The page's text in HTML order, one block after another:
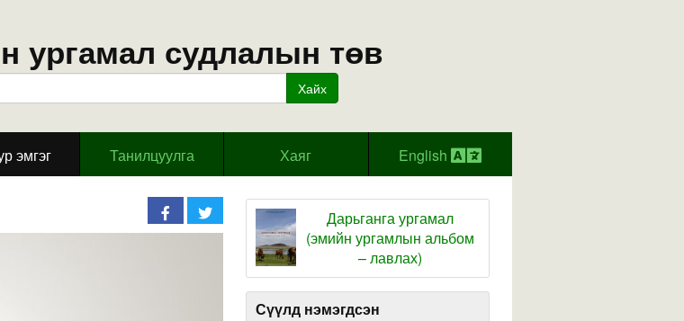
ургамал судлалын төв
Хайх
эмгэг Танилцуулга Хаяг English
Дарьганга ургамал
(эмийн ургамлын альбом
– лавлах)
Сүүлд нэмэгдсэн